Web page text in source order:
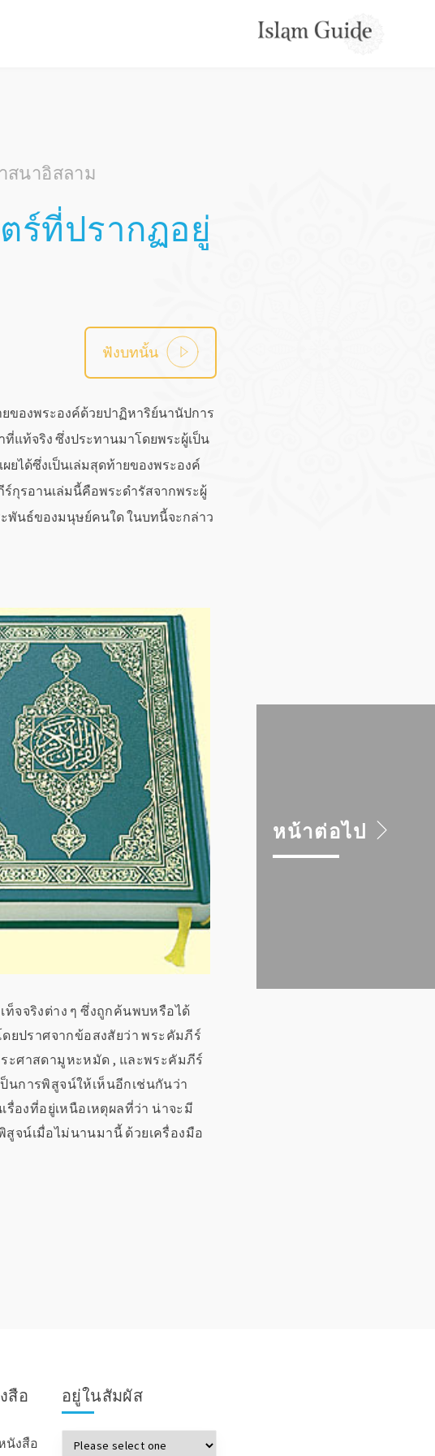
สนาอิสลาม
ร์ที่ปรากฏอยู่
ฟังบทนั้น
ของพระองค์ด้วยปาฏิหาริย์นานัปการ
แท้จริง ซึ่งประทานมาโดยพระผู้เป็น
ยได้ซึ่งเป็นเล่มสุดท้ายของพระองค์
กุรอานเล่มนี้คือพระดำรัสจากพระผู้
ะพันธ์ของมนุษย์คนใด ในบทนี้จะกล่าว
จจริงต่าง ๆ ซึ่งถูกค้นพบหรือได้
ยปราศจากข้อสงสัยว่า พระคัมภีร์
ะศาสดามูหะหมัด , และพระคัมภีร์
การพิสูจน์ให้เห็นอีกเช่นกันว่า
องที่อยู่เหนือเหตุผลที่ว่า น่าจะมี
จน์เมื่อไม่นานมานี้ ด้วยเครื่องมือ
หน้าต่อไป
สือ
นังสือ
อยู่ในสัมผัส